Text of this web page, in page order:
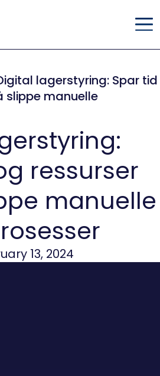
lagerstyring: Spar tid
slippe manuelle
ressurser
manuelle
13, 2024